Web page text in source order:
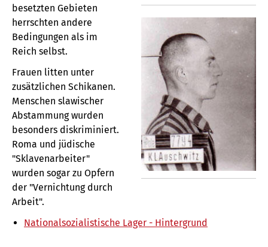
besetzten Gebieten
herrschten andere
Bedingungen als im
Reich selbst.
Frauen litten unter
zusätzlichen Schikanen.
Menschen slawischer
Abstammung wurden
besonders diskriminiert.
Roma und jüdische
"Sklavenarbeiter"
wurden sogar zu Opfern
der "Vernichtung durch
Arbeit".
Nationalsozialistische Lager - Hintergrund